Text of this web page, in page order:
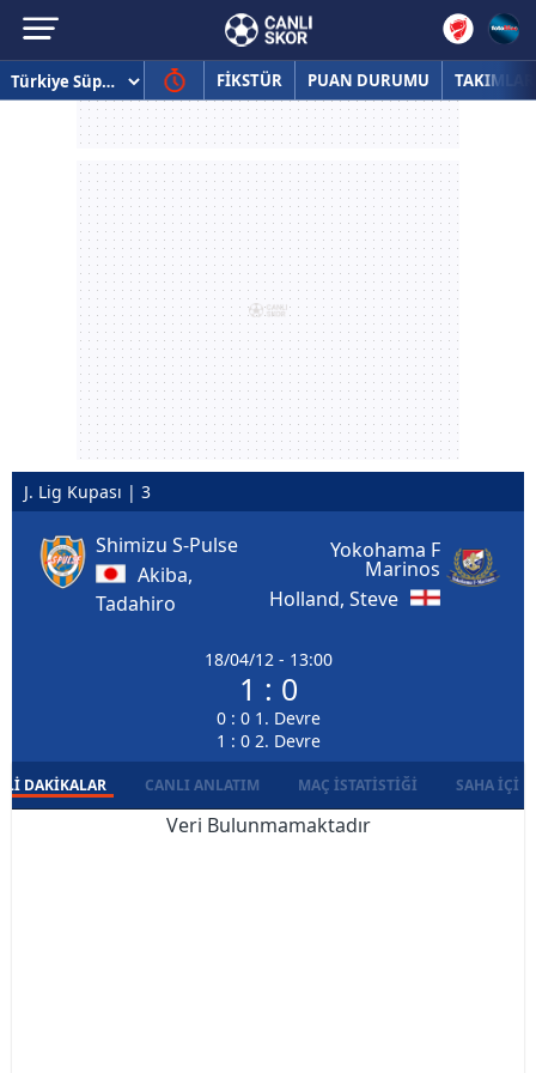
FİKSTÜR PUAN DURUMU TAKIMLAR
J. Lig Kupası | 3
Shimizu S-Pulse
Akiba,
Tadahiro
18/04/12 - 13:00
1 : 0
0 : 0 1. Devre
1 : 0 2. Devre
Yokohama F
Marinos
Holland, Steve
DAKIKALAR CANLI ANLATIM MAÇ İSTATISTIĞI SAHA İÇI
Veri Bulunmamaktadır